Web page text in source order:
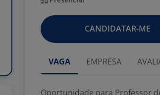
CANDIDATAR-ME
VAGA EMPRESA
Oportunidade para Professor